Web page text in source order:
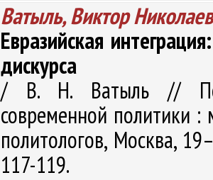
Ватыль, Виктор
Евразийская
дискурса
/ В. Н. Ватыль //
современной политики :
политологов, Москва,
117-119.